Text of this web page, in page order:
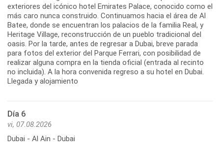
exteriores del icónico hotel Emirates Palace, conocido como el
más caro nunca construido. Continuamos hacia el área de Al
Batee, donde se encuentran los palacios de la familia Real, y
Heritage Village, reconstrucción de un pueblo tradicional del
oasis. Por la tarde, antes de regresar a Dubai, breve parada
para fotos del exterior del Parque Ferrari, con posibilidad de
realizar alguna compra en la tienda oficial (entrada al recinto
no incluida). A la hora convenida regreso a su hotel en Dubai.
Llegada y alojamiento
Día 6
vi, 07.08.2026
Dubai - Al Ain - Dubai